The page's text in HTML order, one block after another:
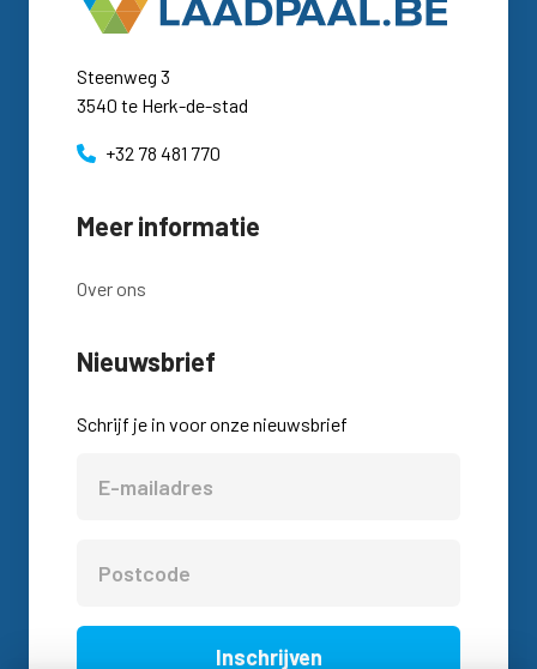
Steenweg 3
3540 te Herk-de-stad
+32 78 481 770
Meer informatie
Over ons
Nieuwsbrief
Schrijf je in voor onze nieuwsbrief
Inschrijven